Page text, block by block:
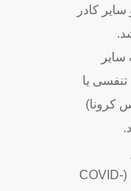
کادر
سایر
یا
کرونا)
عفونت‌های احتمالی ویروس کرونا (COVID-